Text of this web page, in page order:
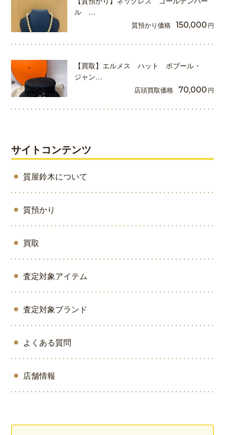
ル …
質預かり価格 150,000 円
【買取】エルメス ハット ボブール・
ジャン…
店頭買取価格 70,000 円
サイトコンテンツ
質屋鈴木について
質預かり
買取
査定対象アイテム
査定対象ブランド
よくある質問
店舗情報